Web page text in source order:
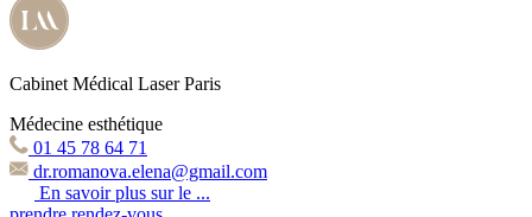
Cabinet Médical Laser Paris
Médecine esthétique
01 45 78 64 71
dr.romanova.elena@gmail.com
En savoir plus sur le ...